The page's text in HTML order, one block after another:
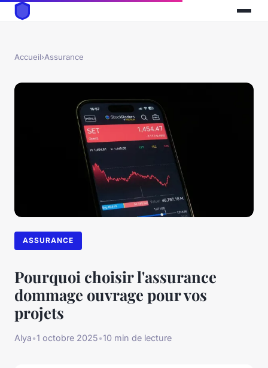
Accueil›Assurance
ASSURANCE
Pourquoi choisir l'assurance
dommage ouvrage pour vos
projets
Alya•1 octobre 2025•10 min de lecture